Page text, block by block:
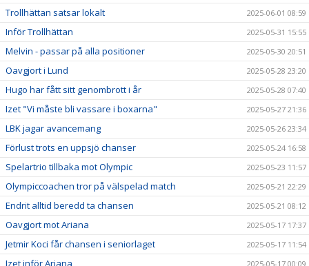
Trollhättan satsar lokalt 2025-06-01 08:59
Inför Trollhättan 2025-05-31 15:55
Melvin - passar på alla positioner 2025-05-30 20:51
Oavgjort i Lund 2025-05-28 23:20
Hugo har fått sitt genombrott i år 2025-05-28 07:40
Izet "Vi måste bli vassare i boxarna" 2025-05-27 21:36
LBK jagar avancemang 2025-05-26 23:34
Förlust trots en uppsjö chanser 2025-05-24 16:58
Spelartrio tillbaka mot Olympic 2025-05-23 11:57
Olympiccoachen tror på välspelad match 2025-05-21 22:29
Endrit alltid beredd ta chansen 2025-05-21 08:12
Oavgjort mot Ariana 2025-05-17 17:37
Jetmir Koci får chansen i seniorlaget 2025-05-17 11:54
Izet inför Ariana 2025-05-17 00:09